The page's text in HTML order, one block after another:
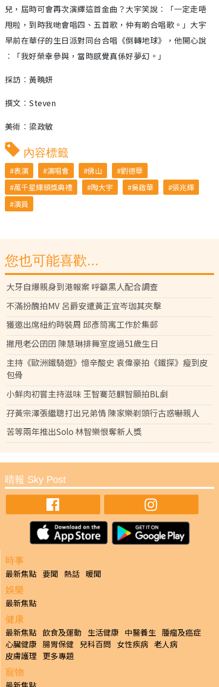
兒，屆時可會再次演繹這首金曲？大宇笑說︰「一定走唔
甩啦，到時我哋會唱四、五首歌，仲有啲合唱歌。」大宇
早前在華仔的生日派對同台合唱《倒轉地球》，他開心說
︰「我好榮幸參與，當時感覺真係好夢幻。」
採訪︰黃曉妍
撰文︰Steven
美術︰梁政敏
內容標籤
表演 演唱會 佛山
劉德華
萬千星輝頒獎典禮
陶大宇 吳啟華
張兆輝
演員
您也可能喜歡...
大牙自爆親身到港報案 呼籲黑人配合調查
不滿扮醜拍MV 呂爵安遭黃正宜岑珈其夾擊
獲邀出席紐約時裝周 邱彥筒寓工作於集郵
撇甩老公囝囝 陳慧琳排舞室度過51歲生日
主持《歐洲鐵騎遊》憶辛酸史 袁偉豪拍《鐵探》瘦到皮
包骨
小鮮肉初嘗主持滋味 王智騫范麒智願拍BL劇
孖黃宗澤張繼聰打出兄弟情 陳家樂剃頭行古惑嚇親人
苦等兩年推出Solo 林智樂恨奪新人獎
晴報 Sky Post
時事
最新焦點 要聞 熱話 暖聞
娛樂
最新焦點
健康
最新焦點 飲食及運動 生活健康 中醫養生 腫瘤及癌症
心臟健康 腸胃保健 兒科百問 女性疾病 老人病
皮膚護理 更多專題
寵物